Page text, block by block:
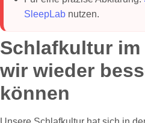
SleepLab nutzen.
Schlafkultur im
wir wieder
können